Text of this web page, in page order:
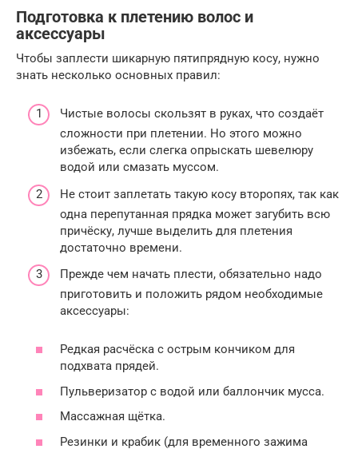
Подготовка к плетению волос и
аксессуары
Чтобы заплести шикарную пятипрядную косу, нужно
знать несколько основных правил:
Чистые волосы скользят в руках, что создаёт
сложности при плетении. Но этого можно
избежать, если слегка опрыскать шевелюру
водой или смазать муссом.
Не стоит заплетать такую косу второпях, так как
одна перепутанная прядка может загубить всю
причёску, лучше выделить для плетения
достаточно времени.
Прежде чем начать плести, обязательно надо
приготовить и положить рядом необходимые
аксессуары:
Редкая расчёска с острым кончиком для
подхвата прядей.
Пульверизатор с водой или баллончик мусса.
Массажная щётка.
Резинки и крабик (для временного зажима